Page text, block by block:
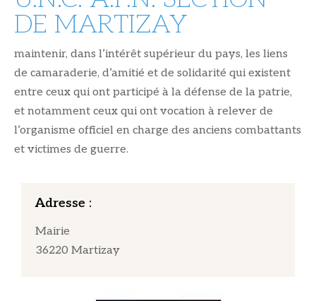
DE MARTIZAY
maintenir, dans l’intérêt supérieur du pays, les liens
de camaraderie, d’amitié et de solidarité qui existent
entre ceux qui ont participé à la défense de la patrie,
et notamment ceux qui ont vocation à relever de
l’organisme officiel en charge des anciens combattants
et victimes de guerre.
Adresse :
Mairie
36220 Martizay